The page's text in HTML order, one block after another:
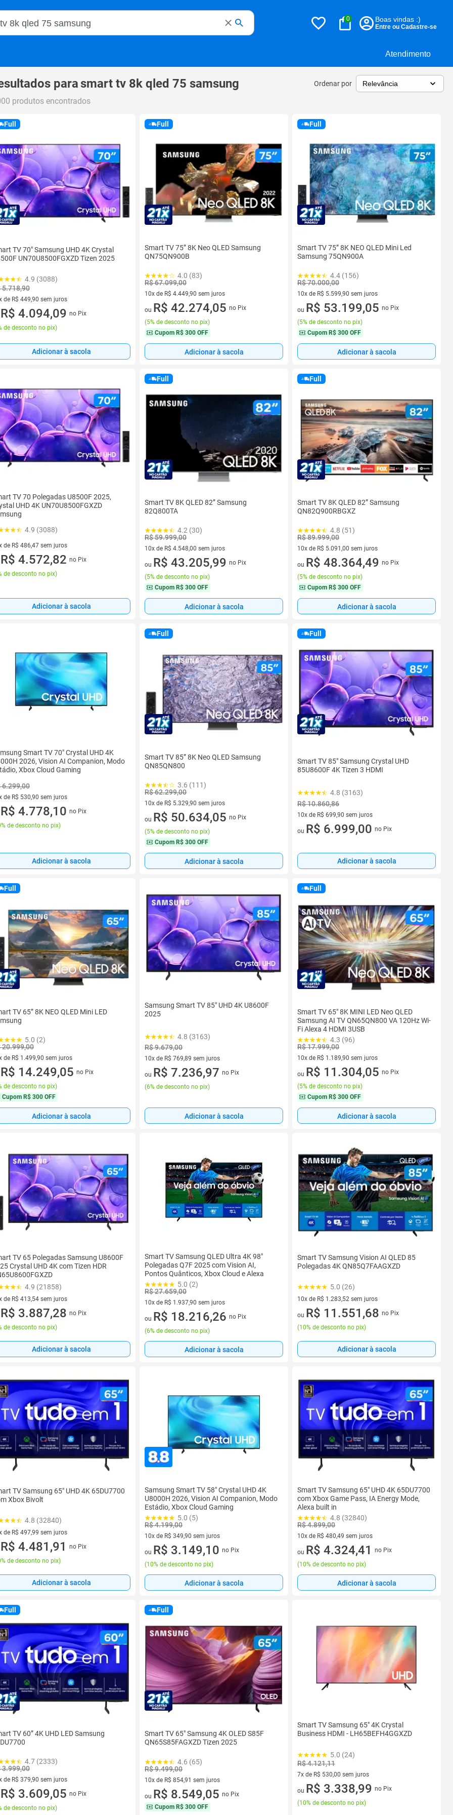
Atendimento
Magalu
0 Boas vindas :)
Entre ou Cadastre-se
parasmart tv 8k qled 75 samsung Ordenar por
produtos encontrados
Full
TV 70" Samsung UHD 4K Crystal
UN70U8500FGXZD Tizen 2025
4.9 (3088)
5.718,90
de R$ 449,90 sem juros
vez de R$ 449,90 sem juros
R$ 4.094,09 no Pix
de desconto no pix)
Adicionar à sacola
Full
Smart TV 75” 8K Neo QLED Samsung
QN75QN900B
4.0 (83)
R$ 67.099,00
10x de R$ 4.449,90 sem juros
10 vez de R$ 4.449,90 sem juros
ou R$ 42.274,05 no Pix
(5% de desconto no pix)
Cupom R$ 300 OFF
Adicionar à sacola
Full
Smart TV 75” 8K NEO QLED Mini Led
Samsung 75QN900A
4.4 (156)
R$ 70.000,00
10x de R$ 5.599,90 sem juros
10 vez de R$ 5.599,90 sem juros
ou R$ 53.199,05 no Pix
(5% de desconto no pix)
Cupom R$ 300 OFF
Adicionar à sacola
TV 70 Polegadas U8500F 2025,
UHD 4K UN70U8500FGXZD
4.9 (3088)
de R$ 486,47 sem juros
vez de R$ 486,47 sem juros
R$ 4.572,82 no Pix
de desconto no pix)
Adicionar à sacola
Full
Smart TV 8K QLED 82” Samsung
82Q800TA
4.2 (30)
R$ 59.999,00
10x de R$ 4.548,00 sem juros
10 vez de R$ 4.548,00 sem juros
ou R$ 43.205,99 no Pix
(5% de desconto no pix)
Cupom R$ 300 OFF
Adicionar à sacola
Full
Smart TV 8K QLED 82” Samsung
QN82Q900RBGXZ
4.8 (51)
R$ 89.999,00
10x de R$ 5.091,00 sem juros
10 vez de R$ 5.091,00 sem juros
ou R$ 48.364,49 no Pix
(5% de desconto no pix)
Cupom R$ 300 OFF
Adicionar à sacola
Smart TV 70" Crystal UHD 4K
2026, Vision AI Companion, Modo
Xbox Cloud Gaming
6.299,00
de R$ 530,90 sem juros
vez de R$ 530,90 sem juros
R$ 4.778,10 no Pix
de desconto no pix)
Adicionar à sacola
Full
Smart TV 85” 8K Neo QLED Samsung
QN85QN800
3.6 (111)
R$ 62.299,00
10x de R$ 5.329,90 sem juros
10 vez de R$ 5.329,90 sem juros
ou R$ 50.634,05 no Pix
(5% de desconto no pix)
Cupom R$ 300 OFF
Adicionar à sacola
Full
Smart TV 85" Samsung Crystal UHD
85U8600F 4K Tizen 3 HDMI
4.8 (3163)
R$ 10.860,86
10x de R$ 699,90 sem juros
10 vez de R$ 699,90 sem juros
ou R$ 6.999,00 no Pix
Adicionar à sacola
Full
TV 65” 8K NEO QLED Mini LED
5.0 (2)
20.999,00
de R$ 1.499,90 sem juros
vez de R$ 1.499,90 sem juros
R$ 14.249,05 no Pix
de desconto no pix)
Cupom R$ 300 OFF
Adicionar à sacola
Samsung Smart TV 85" UHD 4K U8600F
2025
4.8 (3163)
R$ 9.679,00
10x de R$ 769,89 sem juros
10 vez de R$ 769,89 sem juros
ou R$ 7.236,97 no Pix
(6% de desconto no pix)
Adicionar à sacola
Full
Smart TV 65" 8K MINI LED Neo QLED
Samsung AI TV QN65QN800 VA 120Hz Wi-
Fi Alexa 4 HDMI 3USB
4.3 (96)
R$ 17.999,00
10x de R$ 1.189,90 sem juros
10 vez de R$ 1.189,90 sem juros
ou R$ 11.304,05 no Pix
(5% de desconto no pix)
Cupom R$ 300 OFF
Adicionar à sacola
TV 65 Polegadas Samsung U8600F
Crystal UHD 4K com Tizen HDR
4.9 (21858)
de R$ 413,54 sem juros
vez de R$ 413,54 sem juros
R$ 3.887,28 no Pix
de desconto no pix)
Adicionar à sacola
Smart TV Samsung QLED Ultra 4K 98"
Polegadas Q7F 2025 com Vision AI,
Pontos Quânticos, Xbox Cloud e Alexa
5.0 (2)
R$ 27.659,00
10x de R$ 1.937,90 sem juros
10 vez de R$ 1.937,90 sem juros
ou R$ 18.216,26 no Pix
(6% de desconto no pix)
Adicionar à sacola
Smart TV Samsung Vision AI QLED 85
Polegadas 4K QN85Q7FAAGXZD
5.0 (26)
10x de R$ 1.283,52 sem juros
10 vez de R$ 1.283,52 sem juros
ou R$ 11.551,68 no Pix
(10% de desconto no pix)
Adicionar à sacola
TV Samsung 65" UHD 4K 65DU7700
Xbox Bivolt
4.8 (32840)
de R$ 497,99 sem juros
vez de R$ 497,99 sem juros
R$ 4.481,91
no Pix
de desconto no pix)
Adicionar à sacola
Samsung Smart TV 58" Crystal UHD 4K
U8000H 2026, Vision AI Companion, Modo
Estádio, Xbox Cloud Gaming
5.0 (5)
R$ 4.199,00
10x de R$ 349,90 sem juros
10 vez de R$ 349,90 sem juros
ou R$ 3.149,10 no Pix
(10% de desconto no pix)
Adicionar à sacola
Smart TV Samsung 65" UHD 4K 65DU7700
com Xbox Game Pass, IA Energy Mode,
Alexa built in
4.8 (32840)
R$ 4.899,00
10x de R$ 480,49 sem juros
10 vez de R$ 480,49 sem juros
ou R$ 4.324,41
no Pix
(10% de desconto no pix)
Adicionar à sacola
Full
TV 60” 4K UHD LED Samsung
4.7 (2333)
3.999,00
de R$ 379,90 sem juros
vez de R$ 379,90 sem juros
R$ 3.609,05 no Pix
de desconto no pix)
Full
Smart TV 65" Samsung 4K OLED S85F
QN65S85FAGXZD Tizen 2025
4.6 (65)
R$ 9.499,00
10x de R$ 854,91 sem juros
10 vez de R$ 854,91 sem juros
ou R$ 8.549,05 no Pix
Cupom R$ 300 OFF
Smart TV Samsung 65" 4K Crystal
Business HDMI - LH65BEFH4GGXZD
5.0 (24)
R$ 4.121,11
7x de R$ 530,00 sem juros
7 vez de R$ 530,00 sem juros
ou R$ 3.338,99 no Pix
(10% de desconto no pix)